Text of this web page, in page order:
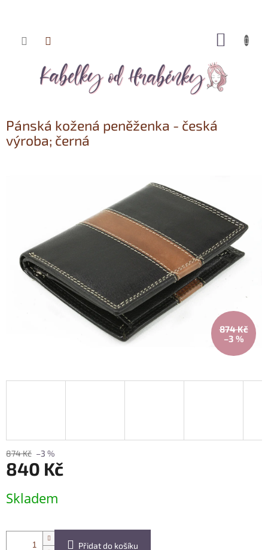
Přejít
Pánská kožená peněženka - česká
výroba; černá
874 Kč
–3 %
874 Kč –3 %
840 Kč
cena:
Skladem
Přidat do košíku